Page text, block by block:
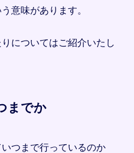
意味があります。
についてはご紹介いたし
までか
つまで行っているのか